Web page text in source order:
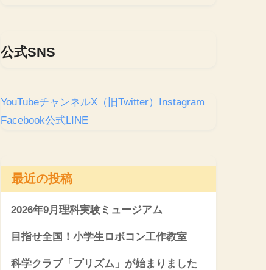
公式SNS
YouTubeチャンネルX（旧Twitter） Instagram
Facebook公式LINE
最近の投稿
2026年9月理科実験ミュージアム
目指せ全国！小学生ロボコン工作教室
科学クラブ「プリズム」が始まりました